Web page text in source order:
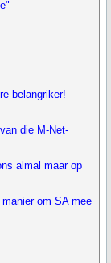
belangriker!
die M-Net-
almal maar op
om SA mee